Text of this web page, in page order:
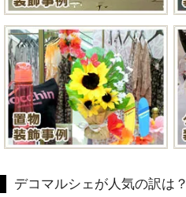
デコマルシェが人気の訳は？